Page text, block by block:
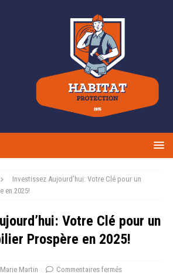
Investissez Aujourd’hui: Votre Clé pour un
en 2025!
Votre Clé pour un
Prospère en 2025!
Marie Martin Commentaires fermés